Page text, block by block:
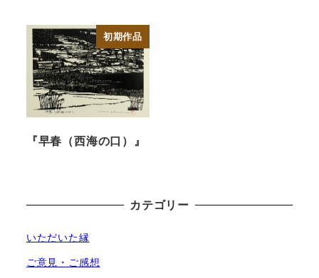
初期作品
『早春（西海の口）』
カテゴリー
いただいた縁
ご意見・ご感想